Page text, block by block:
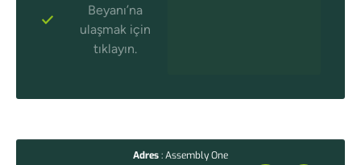
Beyanı’na
ulaşmak için
tıklayın.
Adres: Assembly One